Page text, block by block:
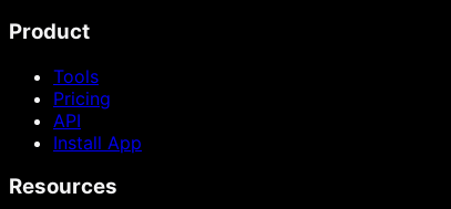
Product
Tools
Pricing
API
Install App
Resources